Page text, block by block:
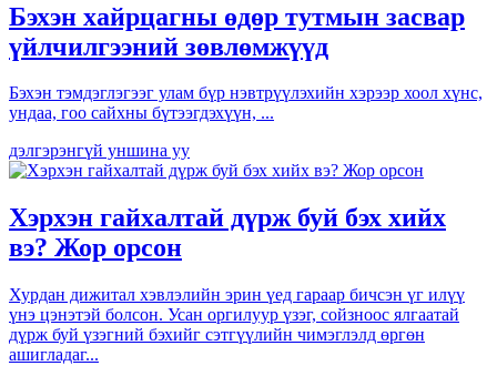
Бэхэн хайрцагны өдөр тутмын засвар
үйлчилгээний зөвлөмжүүд
Бэхэн тэмдэглэгээг улам бүр нэвтрүүлэхийн хэрээр хоол хүнс,
ундаа, гоо сайхны бүтээгдэхүүн, ...
дэлгэрэнгүй уншина уу
Хэрхэн гайхалтай дүрж буй бэх хийх
вэ? Жор орсон
Хурдан дижитал хэвлэлийн эрин үед гараар бичсэн үг илүү
үнэ цэнэтэй болсон. Усан оргилуур үзэг, сойзноос ялгаатай
дүрж буй үзэгний бэхийг сэтгүүлийн чимэглэлд өргөн
ашигладаг...